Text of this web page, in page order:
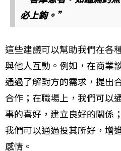
必上鉤。”
這些建議可以幫助我們在各
與他人互動。例如，在商業
通過了解對方的需求，提出
合作；在職場上，我們可以
事的喜好，建立良好的關係
我們可以通過投其所好，增
感情。